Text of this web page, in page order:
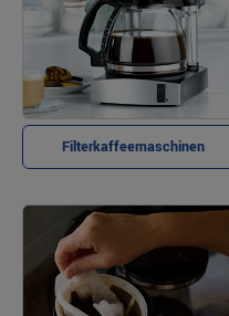
Filterkaffeemaschinen